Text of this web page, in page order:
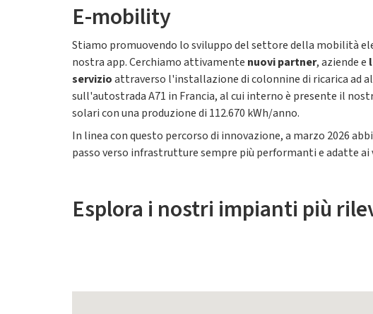
E-mobility
Stiamo promuovendo lo sviluppo del settore della mobilità
nostra app. Cerchiamo attivamente nuovi partner, aziende e
servizioattraverso l'installazione di colonnine di ricarica ad
sull'autostrada A71 in Francia, al cui interno è presente il
solari con una produzione di 112.670 kWh/anno.
In linea con questo percorso di innovazione, a marzo 2026
passo verso infrastrutture sempre più performanti e adatte ai
Esplora i nostri impianti più